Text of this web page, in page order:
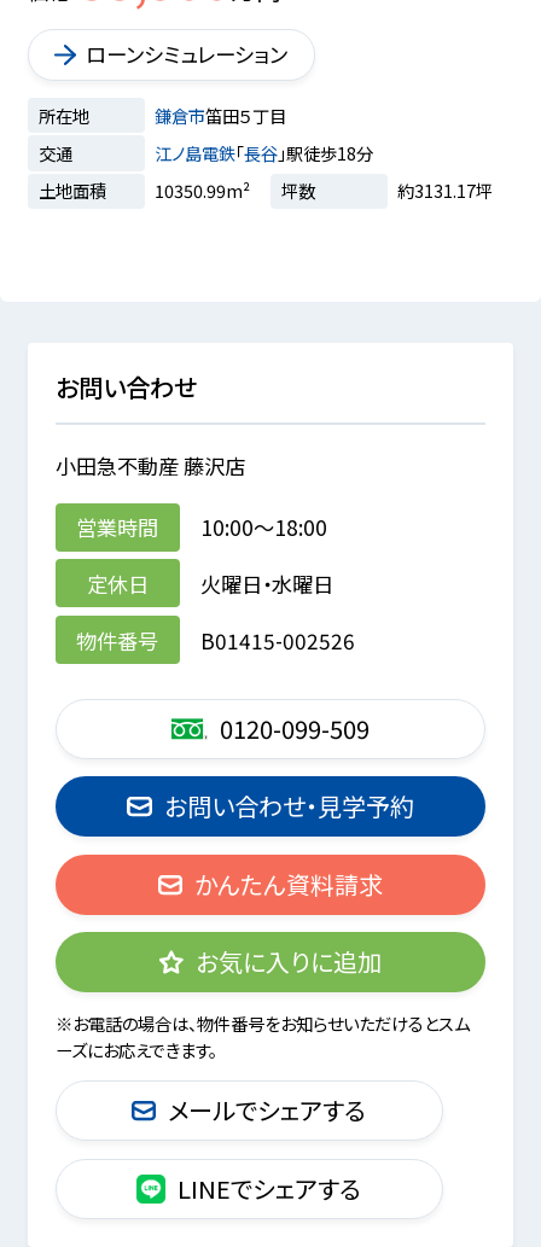
ローンシミュレーション
所在地 鎌倉市笛田５丁目
交通
江ノ島電鉄「長谷」駅徒歩18分
土地面積
10350.99m² 坪数 約3131.17坪
お問い合わせ
小田急不動産 藤沢店
営業時間
10:00～18:00
定休日
火曜日・水曜日
物件番号
B01415-002526
0120-099-509
お問い合わせ・見学予約
かんたん資料請求
お気に入りに追加
※お電話の場合は、物件番号をお知らせいただけるとスム
ーズにお応えできます。
メールでシェアする
LINEでシェアする